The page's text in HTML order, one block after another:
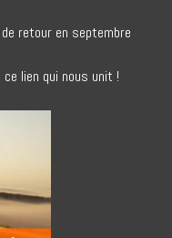
de retour en septembre
lien qui nous unit !